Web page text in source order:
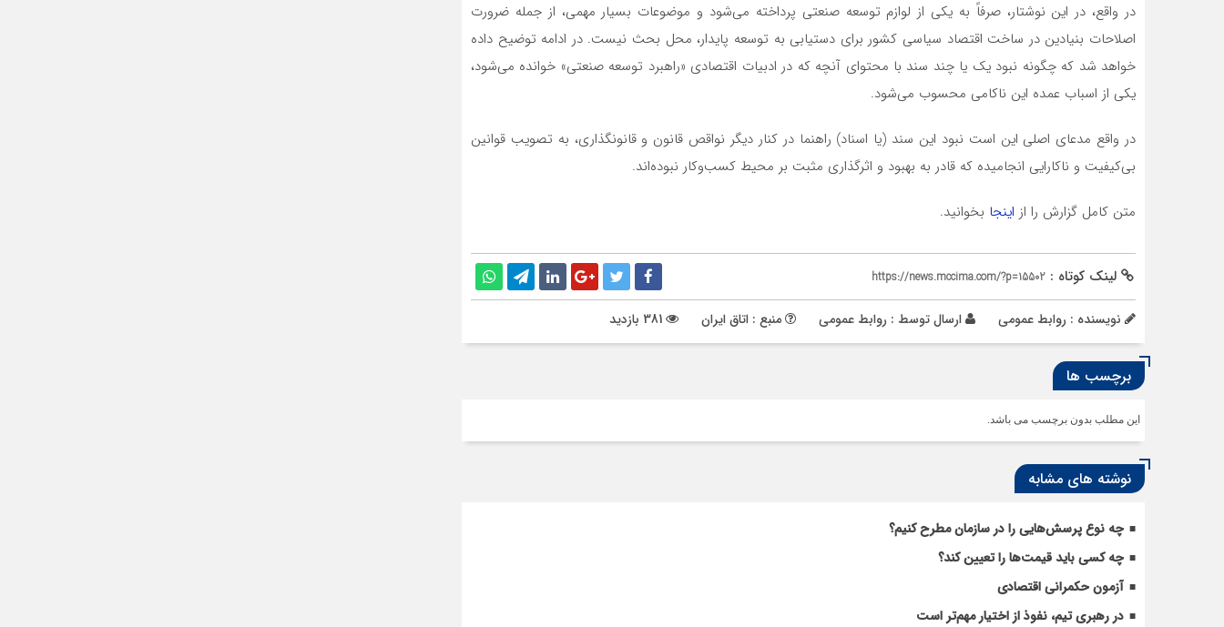
در واقع، در این نوشتار، صرفاً به یکی از لوازم توسعه صنعتی پرداخته می‌شود و موضوعات بسیار مهمی، از جمله ضرورت
اصلاحات بنیادین در ساخت اقتصاد سیاسی کشور برای دستیابی به توسعه پایدار، محل بحث نیست. در ادامه توضیح داده
خواهد شد که چگونه نبود یک یا چند سند با محتوای آنچه که در ادبیات اقتصادی «راهبرد توسعه صنعتی» خوانده می‌شود،
یکی از اسباب عمده این ناکامی محسوب می‌شود.
در واقع مدعای اصلی این است نبود این سند (یا اسناد) راهنما در کنار دیگر نواقص قانون و قانونگذاری، به تصویب قوانین
بی‌کیفیت و ناکارایی انجامیده که قادر به بهبود و اثرگذاری مثبت بر محیط کسب‌وکار نبوده‌اند.
متن کامل گزارش را از اینجا بخوانید.
لینک کوتاه : https://news.mccima.com/?p=15502
نویسنده : روابط عمومی ارسال توسط : روابط عمومی منبع : اتاق ایران
برچسب ها
این مطلب بدون برچسب می باشد.
نوشته های مشابه
چه نوع پرسش‌هایی را در سازمان مطرح کنیم؟
چه کسی باید قیمت‌ها را تعیین کند؟
آزمون حکمرانی اقتصادی
در رهبری تیم، نفوذ از اختیار مهم‌تر است